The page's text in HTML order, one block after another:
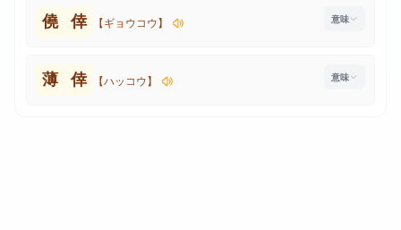
僥 倖 【ギョウコウ】
薄 倖 【ハッコウ】